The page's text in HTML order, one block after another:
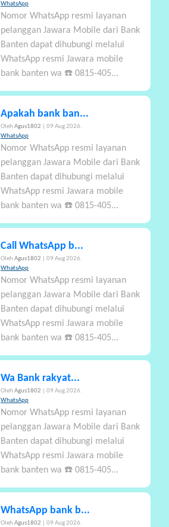
WhatsApp
Nomor WhatsApp resmi layanan
pelanggan Jawara Mobile dari Bank
Banten dapat dihubungi melalui
WhatsApp resmi Jawara mobile
bank banten wa ☎️ 0815-405...
Apakah bank ban...
Oleh Agus1802
| 09 Aug 2026.
WhatsApp
Nomor WhatsApp resmi layanan
pelanggan Jawara Mobile dari Bank
Banten dapat dihubungi melalui
WhatsApp resmi Jawara mobile
bank banten wa ☎️ 0815-405...
Call WhatsApp b...
Oleh Agus1802
| 09 Aug 2026.
WhatsApp
Nomor WhatsApp resmi layanan
pelanggan Jawara Mobile dari Bank
Banten dapat dihubungi melalui
WhatsApp resmi Jawara mobile
bank banten wa ☎️ 0815-405...
Wa Bank rakyat...
Oleh Agus1802
| 09 Aug 2026.
WhatsApp
Nomor WhatsApp resmi layanan
pelanggan Jawara Mobile dari Bank
Banten dapat dihubungi melalui
WhatsApp resmi Jawara mobile
bank banten wa ☎️ 0815-405...
WhatsApp bank b...
Oleh Agus1802
| 09 Aug 2026.